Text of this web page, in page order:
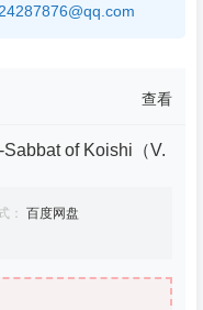
查看
of Koishi（V.
： 百度网盘